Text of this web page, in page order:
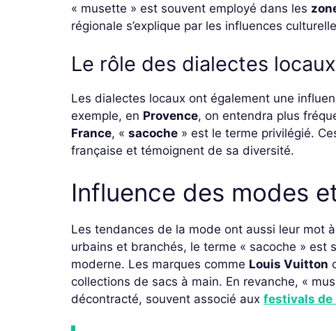
« musette » est souvent employé dans les
régionale s’explique par les influences
Le rôle des dialectes locaux
Les dialectes locaux ont également une
exemple, en Provence, on entendra plus
France, « sacoche » est le terme privilégié.
française et témoignent de sa diversité.
Influence des modes
Les tendances de la mode ont aussi leur mot
urbains et branchés, le terme « sacoche » est
moderne. Les marques comme Louis Vuitton
collections de sacs à main. En revanche, «
décontracté, souvent associé aux festivals de